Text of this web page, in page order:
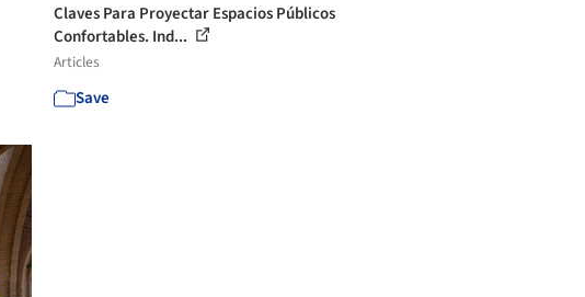
Claves Para Proyectar Espacios Públicos
Confortables. Ind...
Articles
Save